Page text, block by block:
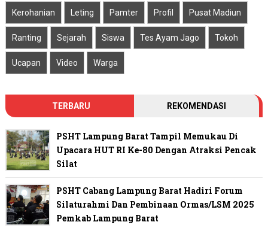
Kerohanian Leting Pamter Profil Pusat Madiun
Ranting Sejarah Siswa Tes Ayam Jago Tokoh
Ucapan Video Warga
TERBARU REKOMENDASI
PSHT Lampung Barat Tampil Memukau Di
Upacara HUT RI Ke-80 Dengan Atraksi Pencak
Silat
PSHT Cabang Lampung Barat Hadiri Forum
Silaturahmi Dan Pembinaan Ormas/LSM 2025
Pemkab Lampung Barat